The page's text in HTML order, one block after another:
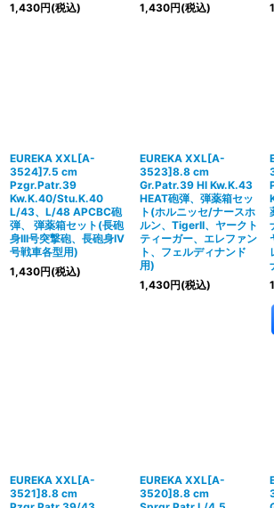
1,430円(税込)
1,430円(税込)
EUREKA XXL[A-
3524]7.5 cm
Pzgr.Patr.39
Kw.K.40/Stu.K.40
L/43、L/48 APCBC砲
弾、 弾薬箱セット(長砲
身III号突撃砲、長砲身IV
号戦車各型用)
1,430円(税込)
EUREKA XXL[A-
3523]8.8 cm
Gr.Patr.39 Hl Kw.K.43
HEAT砲弾、弾薬箱セッ
ト(ホルニッセ/ナースホ
ルン、TigerII、ヤークト
ティーガー、エレファン
ト、フェルディナンド
用)
1,430円(税込)
EUREKA XXL[A-
3521]8.8 cm
EUREKA XXL[A-
3520]8.8 cm